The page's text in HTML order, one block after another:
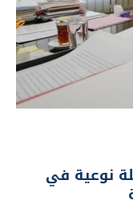
نوعية في